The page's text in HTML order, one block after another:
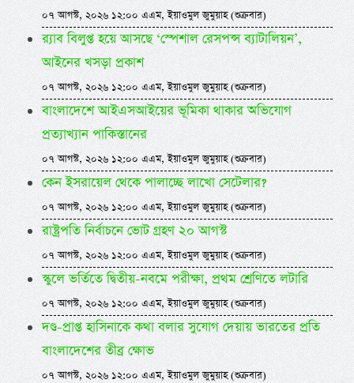
০৭ আগস্ট, ২০২৬ ১২:০০ এএম, ইয়াওমুল জুমুয়াহ (শুক্রবার)
র‌্যাব বিলুপ্ত হয়ে আসছে ‘স্পেশাল রেসপন্স ব্যাটালিয়ন’,
আইনের খসড়া প্রকাশ
০৭ আগস্ট, ২০২৬ ১২:০০ এএম, ইয়াওমুল জুমুয়াহ (শুক্রবার)
বাংলাদেশে আইএসআইয়ের ভূমিকা থাকার অভিযোগ
প্রত্যাখ্যান পাকিস্তানের
০৭ আগস্ট, ২০২৬ ১২:০০ এএম, ইয়াওমুল জুমুয়াহ (শুক্রবার)
কেন ইসরায়েল থেকে পালাচ্ছে লাখো সেটেলার?
০৭ আগস্ট, ২০২৬ ১২:০০ এএম, ইয়াওমুল জুমুয়াহ (শুক্রবার)
রাষ্ট্রপতি নির্বাচনে ভোট গ্রহণ ২০ আগস্ট
০৭ আগস্ট, ২০২৬ ১২:০০ এএম, ইয়াওমুল জুমুয়াহ (শুক্রবার)
স্কুলে ভর্তিতে দ্বিতীয়-নবমে পরীক্ষা, প্রথম শ্রেণিতে লটারি
০৭ আগস্ট, ২০২৬ ১২:০০ এএম, ইয়াওমুল জুমুয়াহ (শুক্রবার)
দণ্ড-প্রাপ্ত হাসিনাকে কথা বলার সুযোগ দেয়ায় ভারতের প্রতি
বাংলাদেশের তীব্র ক্ষোভ
০৭ আগস্ট, ২০২৬ ১২:০০ এএম, ইয়াওমুল জুমুয়াহ (শুক্রবার)